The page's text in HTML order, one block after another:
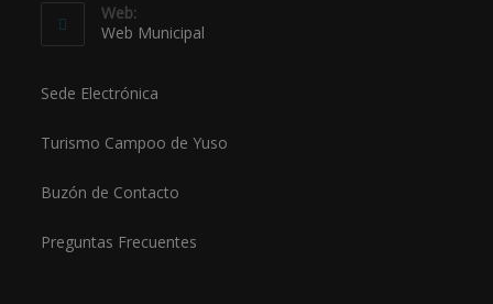
Web:
Web Municipal
Sede Electrónica
Turismo Campoo de Yuso
Buzón de Contacto
Preguntas Frecuentes